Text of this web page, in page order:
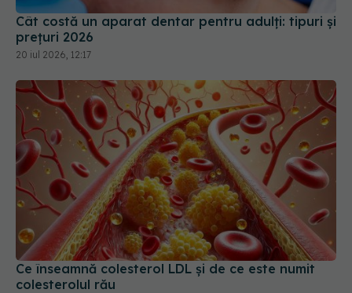
Cât costă un aparat dentar pentru adulți: tipuri și
prețuri 2026
20 iul 2026, 12:17
Ce înseamnă colesterol LDL și de ce este numit
colesterolul rău